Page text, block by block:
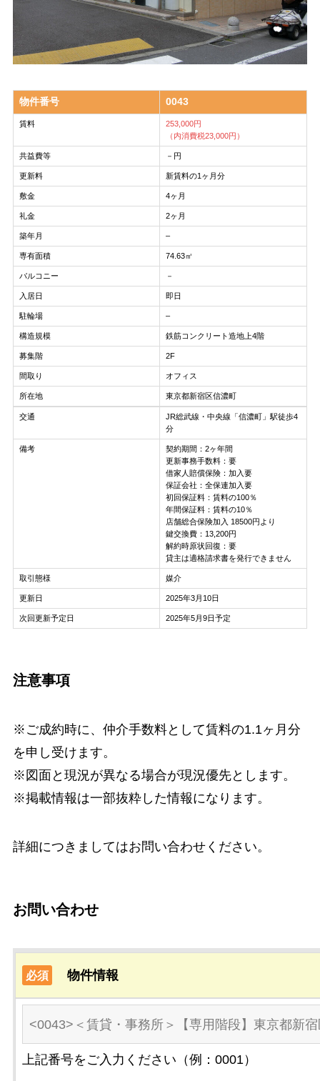
物件番号 0043
賃料
253,000円
（内消費税23,000円）
共益費等 －円
更新料 新賃料の1ヶ月分
敷金 4ヶ月
礼金 2ヶ月
築年月 –
専有面積 74.63㎡
バルコニー －
入居日 即日
駐輪場 –
構造規模 鉄筋コンクリート造地上4階
募集階 2F
間取り オフィス
所在地 東京都新宿区信濃町
交通
JR総武線・中央線「信濃町」駅徒歩4
分
備考
契約期間：2ヶ年間
更新事務手数料：要
借家人賠償保険：加入要
保証会社：全保連加入要
初回保証料：賃料の100％
年間保証料：賃料の10％
店舗総合保険加入 18500円より
鍵交換費：13,200円
解約時原状回復：要
貸主は適格請求書を発行できません
取引態様 媒介
更新日 2025年3月10日
次回更新予定日 2025年5月9日予定
注意事項
※ご成約時に、仲介手数料として賃料の1.1ヶ月分
を申し受けます。
※図面と現況が異なる場合が現況優先とします。
※掲載情報は一部抜粋した情報になります。
詳細につきましてはお問い合わせください。
お問い合わせ
必須 物件情報
上記番号をご入力ください（例：0001）